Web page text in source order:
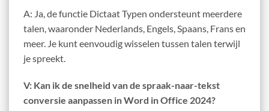
A: Ja, de functie Dictaat Typen ondersteunt meerdere
talen, waaronder Nederlands, Engels, Spaans, Frans en
meer. Je kunt eenvoudig wisselen tussen talen terwijl
je spreekt.
V: Kan ik de snelheid van de spraak-naar-tekst
conversie aanpassen in Word in Office 2024?